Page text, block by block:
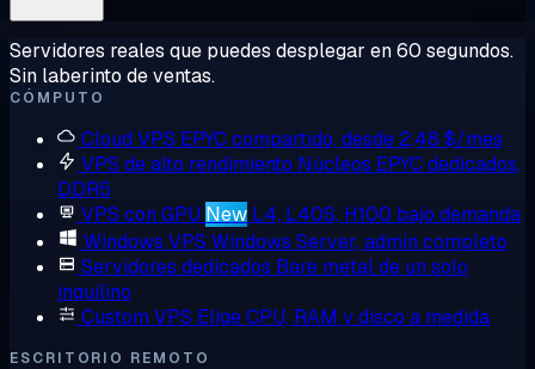
Servidores reales que puedes desplegar en 60 segundos.
Sin laberinto de ventas.
CÓMPUTO
Cloud VPS EPYC compartido, desde 2,48 $/mes
VPS de alto rendimiento Núcleos EPYC dedicados,
DDR5
VPS con GPU New L4, L40S, H100 bajo demanda
Windows VPS Windows Server, admin completo
Servidores dedicados Bare metal de un solo
inquilino
Custom VPS Elige CPU, RAM y disco a medida
ESCRITORIO REMOTO